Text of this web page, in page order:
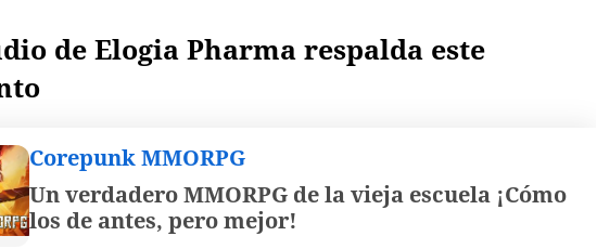
de Elogia Pharma respalda este
Corepunk MMORPG
Un verdadero MMORPG de la vieja escuela ¡Cómo
los de antes, pero mejor!